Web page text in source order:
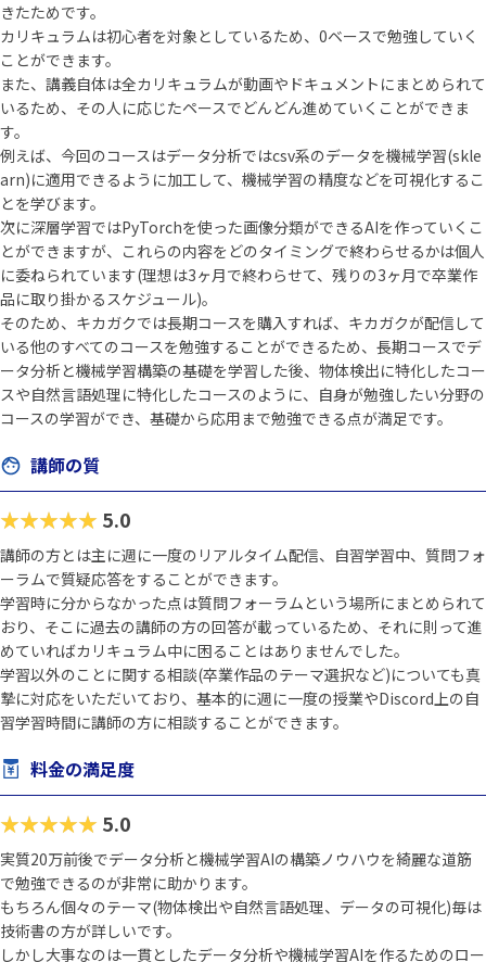
きたためです。
カリキュラムは初心者を対象としているため、0ベースで勉強していく
ことができます。
また、講義自体は全カリキュラムが動画やドキュメントにまとめられて
いるため、その人に応じたペースでどんどん進めていくことができま
す。
例えば、今回のコースはデータ分析ではcsv系のデータを機械学習(skle
arn)に適用できるように加工して、機械学習の精度などを可視化するこ
とを学びます。
次に深層学習ではPyTorchを使った画像分類ができるAIを作っていくこ
とができますが、これらの内容をどのタイミングで終わらせるかは個人
に委ねられています(理想は3ヶ月で終わらせて、残りの3ヶ月で卒業作
品に取り掛かるスケジュール)。
そのため、キカガクでは長期コースを購入すれば、キカガクが配信して
いる他のすべてのコースを勉強することができるため、長期コースでデ
ータ分析と機械学習構築の基礎を学習した後、物体検出に特化したコー
スや自然言語処理に特化したコースのように、自身が勉強したい分野の
コースの学習ができ、基礎から応用まで勉強できる点が満足です。
講師の質
★★★★★ 5.0
講師の方とは主に週に一度のリアルタイム配信、自習学習中、質問フォ
ーラムで質疑応答をすることができます。
学習時に分からなかった点は質問フォーラムという場所にまとめられて
おり、そこに過去の講師の方の回答が載っているため、それに則って進
めていればカリキュラム中に困ることはありませんでした。
学習以外のことに関する相談(卒業作品のテーマ選択など)についても真
摯に対応をいただいており、基本的に週に一度の授業やDiscord上の自
習学習時間に講師の方に相談することができます。
料金の満足度
★★★★★ 5.0
実質20万前後でデータ分析と機械学習AIの構築ノウハウを綺麗な道筋
で勉強できるのが非常に助かります。
もちろん個々のテーマ(物体検出や自然言語処理、データの可視化)毎は
技術書の方が詳しいです。
しかし大事なのは一貫としたデータ分析や機械学習AIを作るためのロー